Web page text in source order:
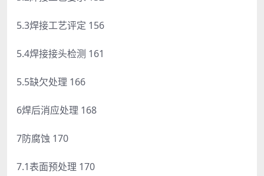
5.3焊接工艺评定 156
5.4焊接接头检测 161
5.5缺欠处理 166
6焊后消应处理 168
7防腐蚀 170
7.1表面预处理 170